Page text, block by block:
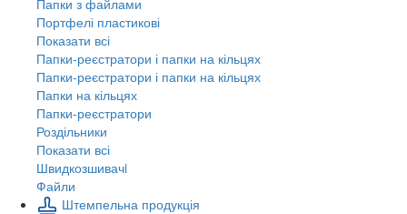
Портфелі пластикові
Показати всі
Папки-реєстратори і папки на кільцях
Папки-реєстратори і папки на кільцях
Папки на кільцях
Папки-реєстратори
Роздільники
Показати всі
Швидкозшивачi
Файли
Штемпельна продукція